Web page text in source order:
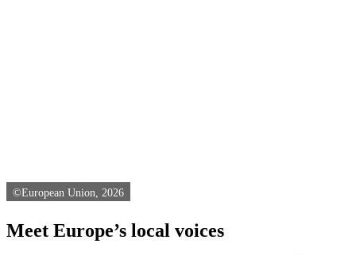
©European Union, 2026
Meet Europe’s local voices